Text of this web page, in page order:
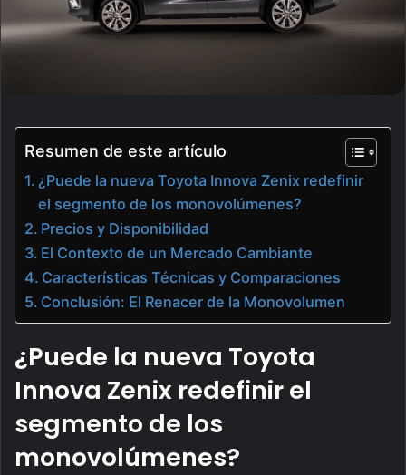
Resumen de este artículo
¿Puede la nueva Toyota Innova Zenix redefinir
el segmento de los monovolúmenes?
Precios y Disponibilidad
El Contexto de un Mercado Cambiante
Características Técnicas y Comparaciones
Conclusión: El Renacer de la Monovolumen
¿Puede la nueva Toyota
Innova Zenix redefinir el
segmento de los
monovolúmenes?